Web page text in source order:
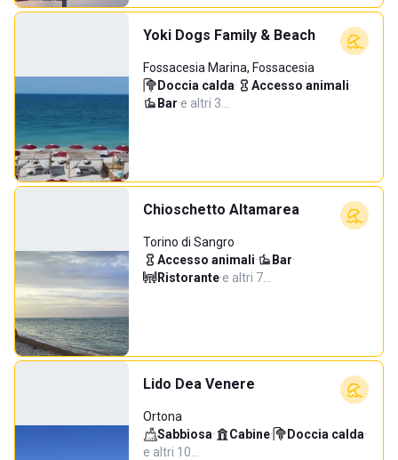
Yoki Dogs Family & Beach
Fossacesia Marina, Fossacesia
Doccia calda· Accesso animali·
Bar·e altri 3…
Chioschetto Altamarea
Torino di Sangro
Accesso animali· Bar·
Ristorante·e altri 7…
Lido Dea Venere
Ortona
Sabbiosa· Cabine· Doccia calda·
e altri 10…